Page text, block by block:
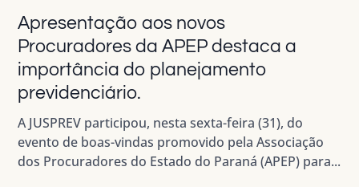
Apresentação aos novos
Procuradores da APEP destaca a
importância do planejamento
previdenciário.
A JUSPREV participou, nesta sexta-feira (31), do
evento de boas-vindas promovido pela Associação
dos Procuradores do Estado do Paraná (APEP) para...